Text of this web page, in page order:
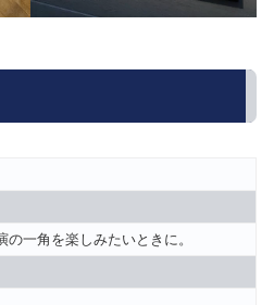
の一角を楽しみたいときに。